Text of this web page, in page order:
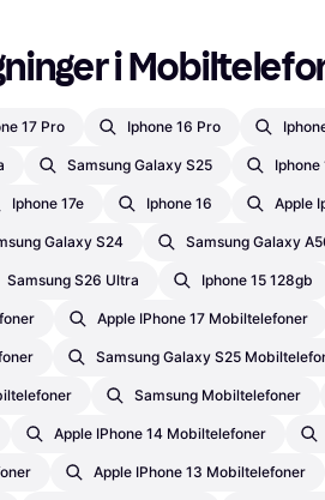
i
17 Pro Iphone 16 Pro
Samsung Galaxy S25 Iphone
Iphone 17e Iphone 16 Apple
Galaxy S24 Samsung Galaxy
Samsung S26 Ultra Iphone 15 128gb
Apple IPhone 17 Mobiltelefoner
Samsung Galaxy S25
Samsung Mobiltelefoner
Apple IPhone 14 Mobiltelefoner
Apple IPhone 13 Mobiltelefoner